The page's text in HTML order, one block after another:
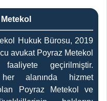
Hukuk Bürosu, 2019
avukat Poyraz Metekol
faaliyete geçirilmiştir.
alanında hizmet
Poyraz Metekol ve